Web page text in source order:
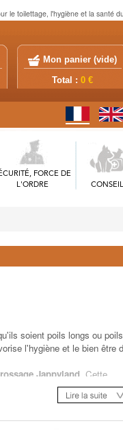
le toilettage, l'hygiène et la santé
Mon panier (vide)
Total : 0 €
FORCE DE
L'ORDRE
soient poils longs ou poils
l'hygiène et le bien être
Jappyland . Cette
grattoirs supplémentaires
unelame de mue